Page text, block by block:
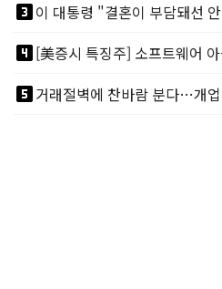
looks_3
looks_4
looks_5